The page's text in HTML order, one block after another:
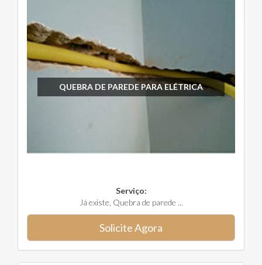
QUEBRA DE PAREDE PARA ELÉTRICA
Serviço:
Já existe, Quebra de parede ...
Solicite Agora